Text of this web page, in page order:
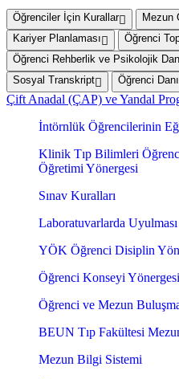
Öğrenciler İçin Kurallar Mezun
Kariyer Planlaması
Öğrenci
Öğrenci Rehberlik ve Psikolojik
Sosyal Transkript
Öğrenci
Çift Anadal (ÇAP) ve Yandal
İntörnlük Öğrencilerinin
Klinik Tıp Bilimleri
Öğretimi Yönergesi
Sınav Kuralları
Laboratuvarlarda
YÖK Öğrenci Disiplin
Öğrenci Konseyi Yönergesi
Öğrenci ve Mezun
BEUN Tıp Fakültesi
Mezun Bilgi Sistemi